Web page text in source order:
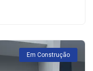
Em Construção